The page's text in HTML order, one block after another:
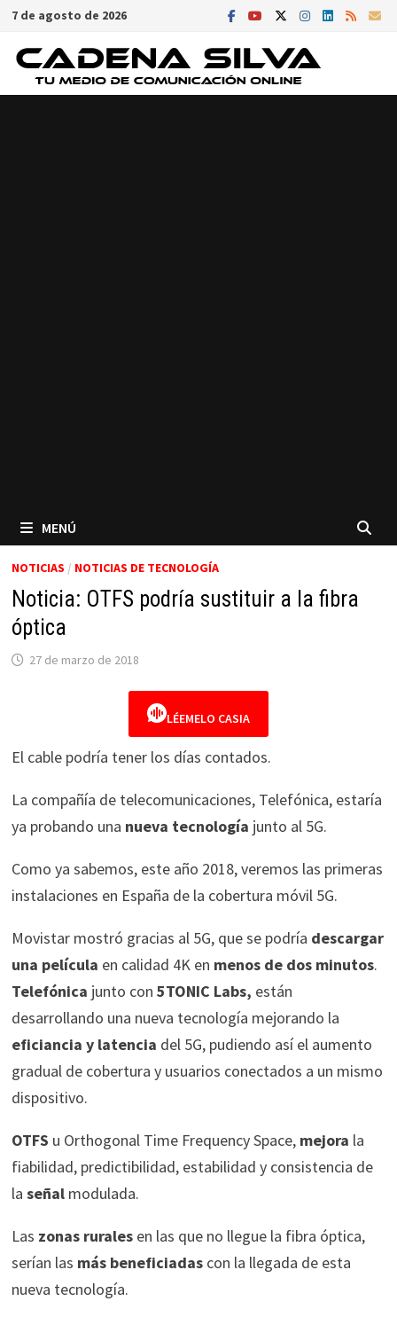
Saltar
contenido
7 de agosto de 2026
MENÚ
NOTICIAS / NOTICIAS DE TECNOLOGÍA
Noticia: OTFS podría sustituir a la fibra
óptica
27 de marzo de 2018
LÉEMELO CASIA
El cable podría tener los días contados.
La compañía de telecomunicaciones, Telefónica, estaría
ya probando una nueva tecnología junto al 5G.
Como ya sabemos, este año 2018, veremos las primeras
instalaciones en España de la cobertura móvil 5G.
Movistar mostró gracias al 5G, que se podría descargar
una película en calidad 4K en menos de dos minutos.
Telefónica junto con 5TONIC Labs, están
desarrollando una nueva tecnología mejorando la
eficiancia y latencia del 5G, pudiendo así el aumento
gradual de cobertura y usuarios conectados a un mismo
dispositivo.
OTFS u Orthogonal Time Frequency Space, mejora la
fiabilidad, predictibilidad, estabilidad y consistencia de
la señalmodulada.
Las zonas ruralesen las que no llegue la fibra óptica,
serían las más beneficiadascon la llegada de esta
nueva tecnología.